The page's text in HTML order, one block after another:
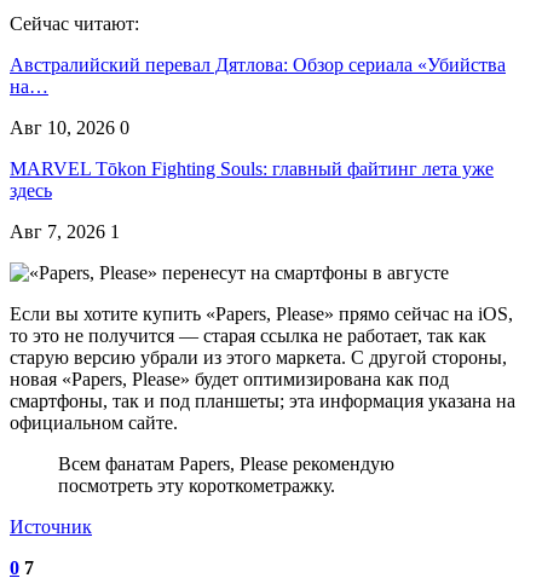
Сейчас читают:
Австралийский перевал Дятлова: Обзор сериала «Убийства
на…
Авг 10, 2026 0
MARVEL Tōkon Fighting Souls: главный файтинг лета уже
здесь
Авг 7, 2026 1
Если вы хотите купить «Papers, Please» прямо сейчас на iOS,
то это не получится — старая ссылка не работает, так как
старую версию убрали из этого маркета. С другой стороны,
новая «Papers, Please» будет оптимизирована как под
смартфоны, так и под планшеты; эта информация указана на
официальном сайте.
Всем фанатам Papers, Please рекомендую
посмотреть эту короткометражку.
Источник
0 7